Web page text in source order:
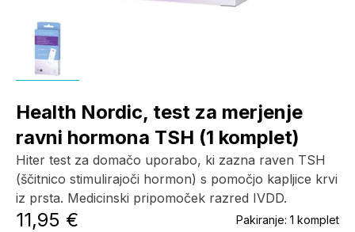
Health Nordic, test za merjenje
ravni hormona TSH (1 komplet)
Hiter test za domačo uporabo, ki zazna raven TSH
(ščitnico stimulirajoči hormon) s pomočjo kapljice krvi
iz prsta. Medicinski pripomoček razred IVDD.
11,95 € Pakiranje: 1 komplet